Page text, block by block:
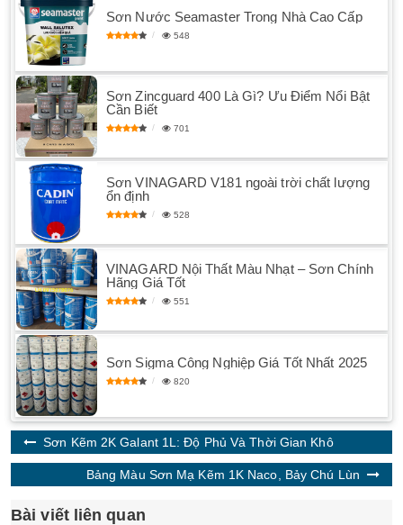
Sơn Nước Seamaster Trong Nhà Cao Cấp
548
Sơn Zincguard 400 Là Gì? Ưu Điểm Nổi Bật
Cần Biết
701
Sơn VINAGARD V181 ngoài trời chất lượng
ổn định
528
VINAGARD Nội Thất Màu Nhạt – Sơn Chính
Hãng Giá Tốt
551
Sơn Sigma Công Nghiệp Giá Tốt Nhất 2025
820
Sơn Kẽm 2K Galant 1L: Độ Phủ Và Thời Gian Khô
Bảng Màu Sơn Mạ Kẽm 1K Naco, Bảy Chú Lùn
Bài viết liên quan